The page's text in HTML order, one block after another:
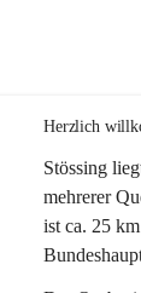
Herzlich
Stössing
mehrerer
ist ca. 25